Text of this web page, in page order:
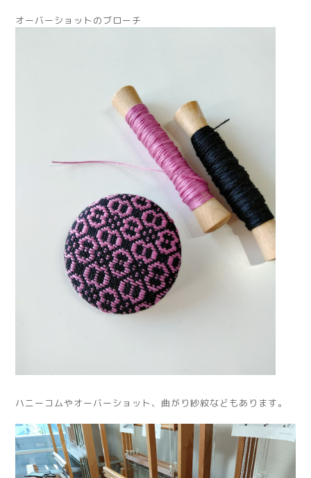
オーバーショットのブローチ
ハニーコムやオーバーショット、曲がり紗紋などもあります。